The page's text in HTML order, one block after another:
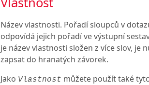
Název vlastnosti. Pořadí sloupců v
odpovídá jejich pořadí ve výstupní
je název vlastnosti složen z více slov, je
zapsat do hranatých závorek.
Jako Vlastnost můžete použít také